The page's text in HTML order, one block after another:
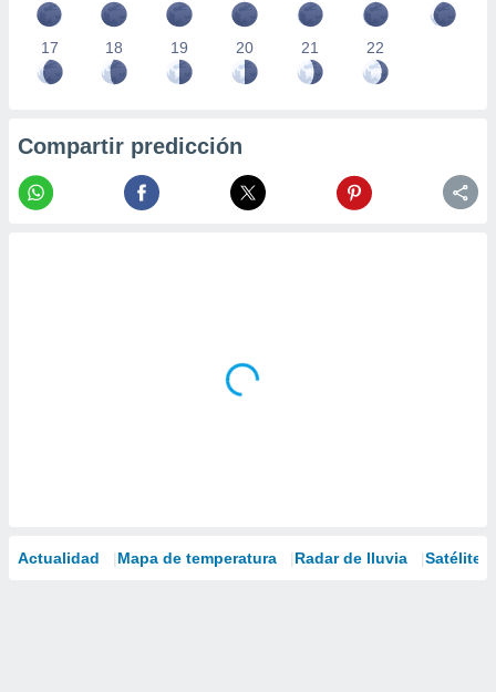
17 18 19 20 21 22
Compartir predicción
Actualidad Mapa de temperatura Radar de lluvia Satélites